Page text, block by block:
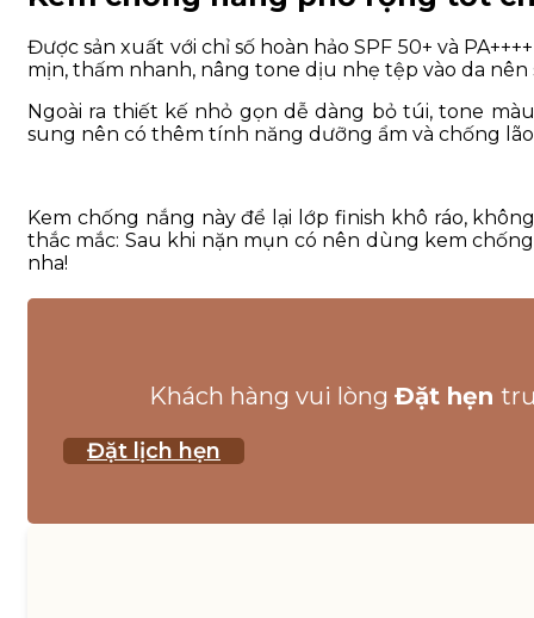
Được sản xuất với chỉ số hoàn hảo SPF 50+ và
mịn, thấm nhanh, nâng tone dịu nhẹ tệp vào da
Ngoài ra thiết kế nhỏ gọn dễ dàng bỏ túi, tone
sung nên có thêm tính năng dưỡng ẩm và chống
Kem chống nắng này để lại lớp finish khô ráo,
thắc mắc: Sau khi nặn mụn có nên dùng kem
nha!
Khách hàng vui lòng Đặt hẹn
Đặt lịch hẹn